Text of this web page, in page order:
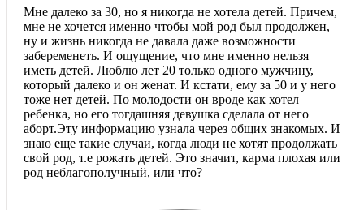
Мне далеко за 30, но я никогда не хотела детей. Причем,
мне не хочется именно чтобы мой род был продолжен,
ну и жизнь никогда не давала даже возможности
забеременеть. И ощущение, что мне именно нельзя
иметь детей. Люблю лет 20 только одного мужчину,
который далеко и он женат. И кстати, ему за 50 и у него
тоже нет детей. По молодости он вроде как хотел
ребенка, но его тогдашняя девушка сделала от него
аборт.Эту информацию узнала через общих знакомых. И
знаю еще такие случаи, когда люди не хотят продолжать
свой род, т.е рожать детей. Это значит, карма плохая или
род неблагополучный, или что?